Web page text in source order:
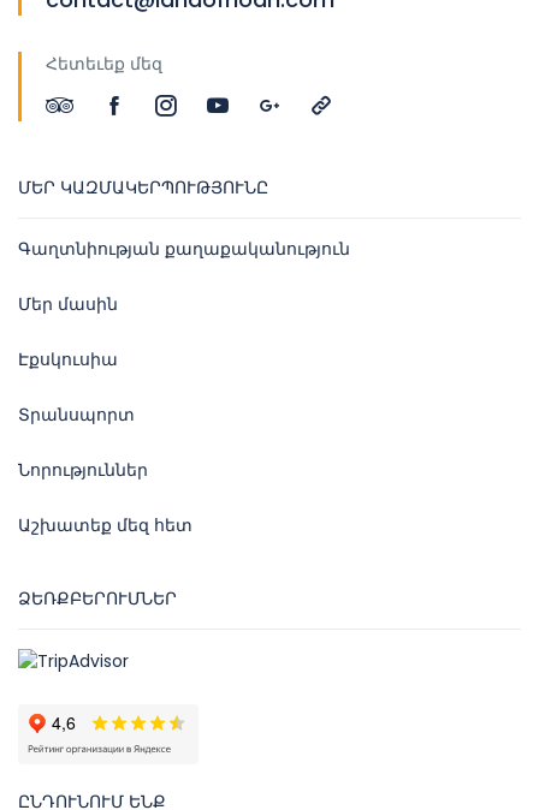
Հետեւեք մեզ
ՄԵՐ ԿԱԶՄԱԿԵՐՊՈՒԹՅՈՒՆԸ
Գաղտնիության քաղաքականություն
Մեր մասին
Էքսկուսիա
Տրանսպորտ
Նորություններ
Աշխատեք մեզ հետ
ՁԵՌՔԲԵՐՈՒՄՆԵՐ
ԸՆԴՈՒՆՈՒՄ ԵՆՔ